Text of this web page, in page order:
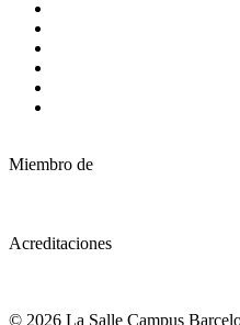
Miembro de
Acreditaciones
© 2026 La Salle Campus